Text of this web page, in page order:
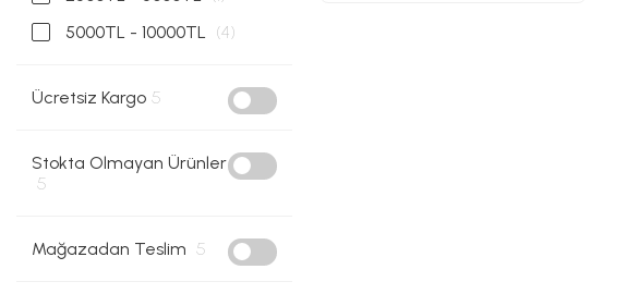
5000TL - 10000TL (4)
Ücretsiz Kargo 5
Stokta Olmayan Ürünler
5
Mağazadan Teslim 5